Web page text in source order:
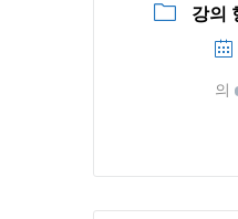
강의
의